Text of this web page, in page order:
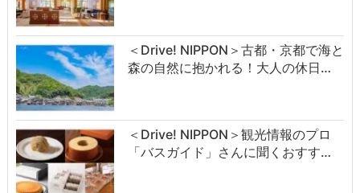
＜Drive! NIPPON＞古都・京都で海と
森の自然に抱かれる！大人の休日…
＜Drive! NIPPON＞観光情報のプロ
「バスガイド」さんに聞くおすす…